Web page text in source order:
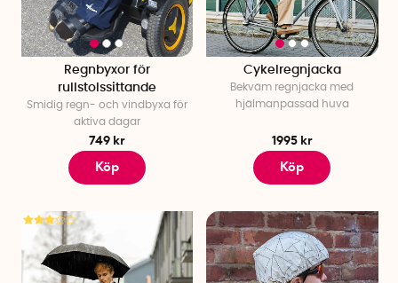
Regnbyxor för
rullstolssittande
Smidig regn- och vindbyxa för
aktiva dagar
749 kr
Köp
Cykelregnjacka
Bekväm regnjacka med
hjälmanpassad huva
1995 kr
Köp